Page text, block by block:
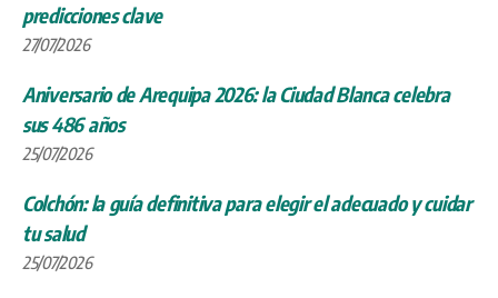
predicciones clave
27/07/2026
Aniversario de Arequipa 2026: la Ciudad Blanca celebra
sus 486 años
25/07/2026
Colchón: la guía definitiva para elegir el adecuado y cuidar
tu salud
25/07/2026